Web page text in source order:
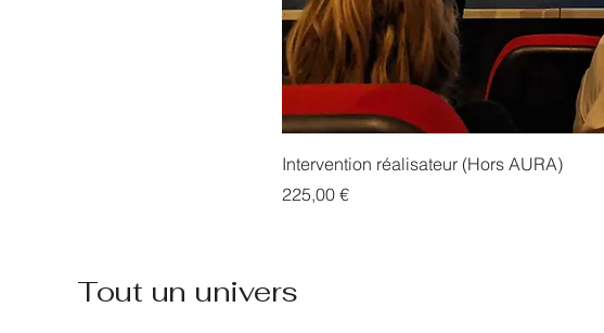
Intervention réalisateur (Hors AURA)
Prix
225,00 €
Tout un univers